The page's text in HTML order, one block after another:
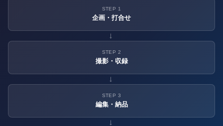
STEP 1
企画・打合せ
→
STEP 2
撮影・収録
→
STEP 3
編集・納品
→